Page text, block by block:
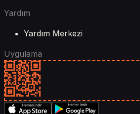
Yardım
Yardım Merkezi
Uygulama